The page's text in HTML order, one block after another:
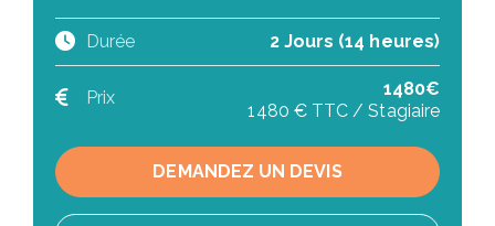
Durée 2 Jours (14 heures)
Prix
1480€
1480 € TTC / Stagiaire
DEMANDEZ UN DEVIS